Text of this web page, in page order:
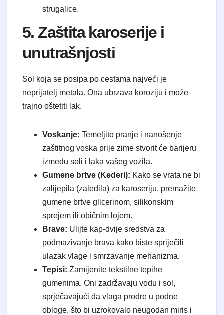
strugalice.
5. Zaštita karoserije i
unutrašnjosti
Sol koja se posipa po cestama najveći je
neprijatelj metala. Ona ubrzava koroziju i može
trajno oštetiti lak.
Voskanje: Temeljito pranje i nanošenje
zaštitnog voska prije zime stvorit će barijeru
između soli i laka vašeg vozila.
Gumene brtve (Kederi): Kako se vrata ne bi
zalijepila (zaledila) za karoseriju, premažite
gumene brtve glicerinom, silikonskim
sprejem ili običnim lojem.
Brave: Ulijte kap-dvije sredstva za
podmazivanje brava kako biste spriječili
ulazak vlage i smrzavanje mehanizma.
Tepisi: Zamijenite tekstilne tepihe
gumenima. Oni zadržavaju vodu i sol,
sprječavajući da vlaga prodre u podne
obloge, što bi uzrokovalo neugodan miris i